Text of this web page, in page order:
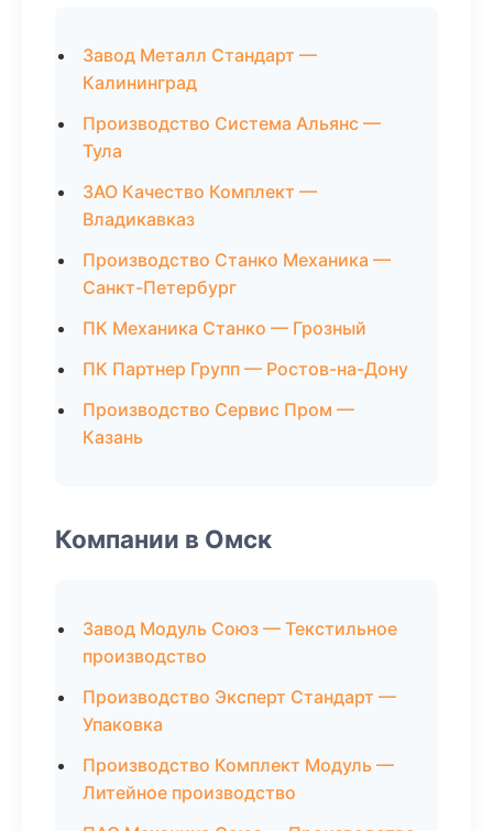
Завод Металл Стандарт —
Калининград
Производство Система Альянс —
Тула
ЗАО Качество Комплект —
Владикавказ
Производство Станко Механика —
Санкт-Петербург
ПК Механика Станко — Грозный
ПК Партнер Групп — Ростов-на-Дону
Производство Сервис Пром —
Казань
Компании в Омск
Завод Модуль Союз — Текстильное
производство
Производство Эксперт Стандарт —
Упаковка
Производство Комплект Модуль —
Литейное производство